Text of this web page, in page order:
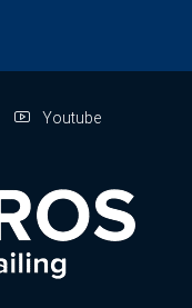
Youtube